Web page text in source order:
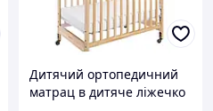
Дитячий ортопедичний
матрац в дитяче ліжечко